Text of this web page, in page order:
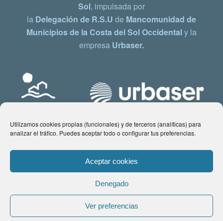
Utilizamos cookies propias (funcionales) y de terceros (analíticas) para
analizar el tráfico. Puedes aceptar todo o configurar tus preferencias.
Aceptar cookies
Denegado
Ver preferencias
Sol, impulsada por
la Delegación de R.S.U de Mancomunidad de
Municipios de la Costa del Sol Occidentaly la
empresa Urbaser.
© Copyright 2021 www.costadelsol.eco. Todos los derechos reservados |
Aviso legal|Política de privacidad|Política de Cookies| Contacto: